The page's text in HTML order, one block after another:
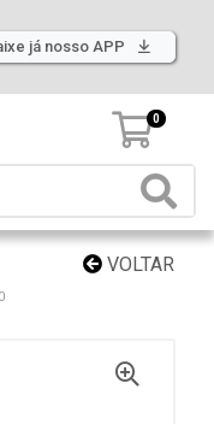
já nosso APP
0
VOLTAR